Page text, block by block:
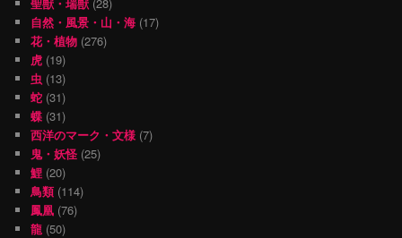
自然・風景・山・海 (17)
花・植物 (276)
虎 (19)
虫 (13)
蛇 (31)
蝶 (31)
西洋のマーク・文様 (7)
鬼・妖怪 (25)
鯉 (20)
鳥類(114)
鳳凰 (76)
龍 (50)